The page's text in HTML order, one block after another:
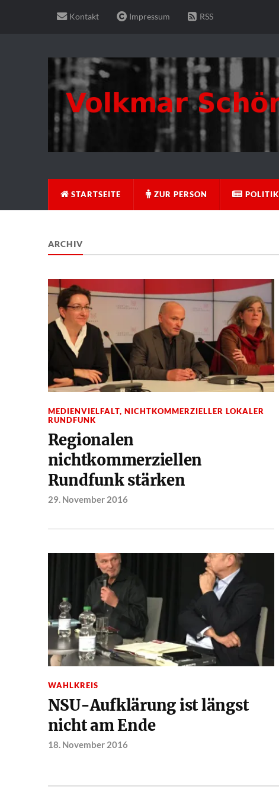
Kontakt Impressum RSS
STARTSEITE ZUR PERSON POLITIK
ARCHIV
MEDIENVIELFALT, NICHTKOMMERZIELLER LOKALER
RUNDFUNK
Regionalen
nichtkommerziellen
Rundfunk stärken
29. November 2016
WAHLKREIS
NSU-Aufklärung ist längst
nicht am Ende
18. November 2016